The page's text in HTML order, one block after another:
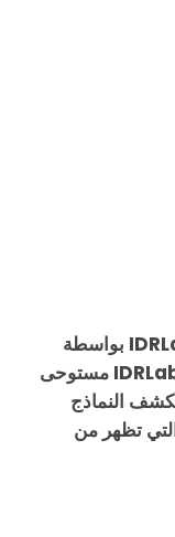
تم تطوير اختبار النماذج الأصلية من IDRLabs بواسطة
IDRLabs. اختبار النماذج الأصلية من IDRLabs مستوحى
النماذج
تظهر من